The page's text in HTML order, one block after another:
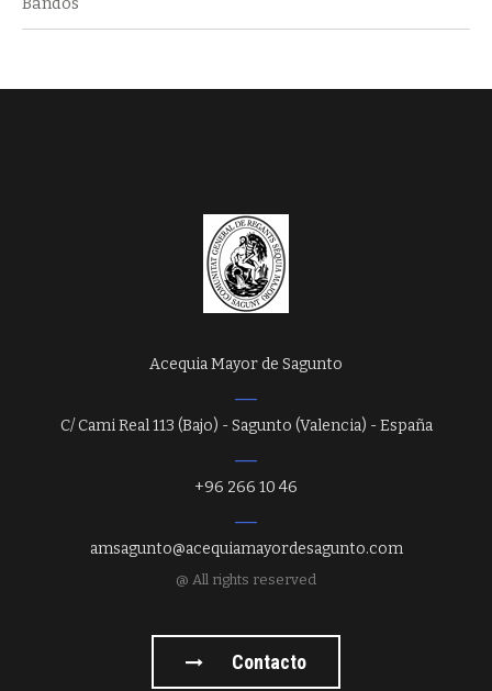
Acequia Mayor de Sagunto
C/ Cami Real 113 (Bajo) - Sagunto (Valencia) - España
+96 266 10 46
amsagunto@acequiamayordesagunto.com
@ All rights reserved
Contacto